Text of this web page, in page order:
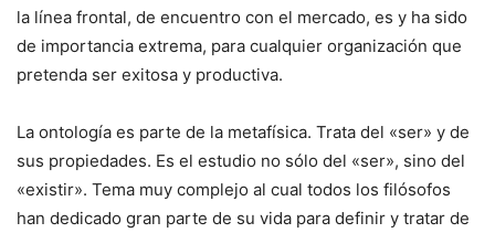
la línea frontal, de encuentro con el mercado, es y ha sido
de importancia extrema, para cualquier organización que
pretenda ser exitosa y productiva.
La ontología es parte de la metafísica. Trata del «ser» y de
sus propiedades. Es el estudio no sólo del «ser», sino del
«existir». Tema muy complejo al cual todos los filósofos
han dedicado gran parte de su vida para definir y tratar de